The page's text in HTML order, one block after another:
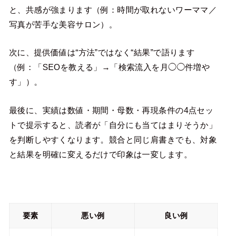
と、共感が強まります（例：時間が取れないワーママ／
写真が苦手な美容サロン）。
次に、提供価値は“方法”ではなく“結果”で語ります
（例：「SEOを教える」→「検索流入を月◯◯件増や
す」）。
最後に、実績は数値・期間・母数・再現条件の4点セッ
トで提示すると、読者が「自分にも当てはまりそうか」
を判断しやすくなります。競合と同じ肩書きでも、対象
と結果を明確に変えるだけで印象は一変します。
要素 悪い例 良い例